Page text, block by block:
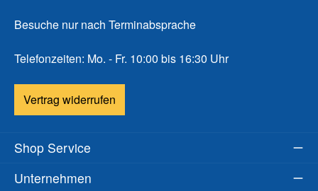
Besuche nur nach Terminabsprache
Telefonzeiten: Mo. - Fr. 10:00 bis 16:30 Uhr
Vertrag widerrufen
Shop Service
Unternehmen